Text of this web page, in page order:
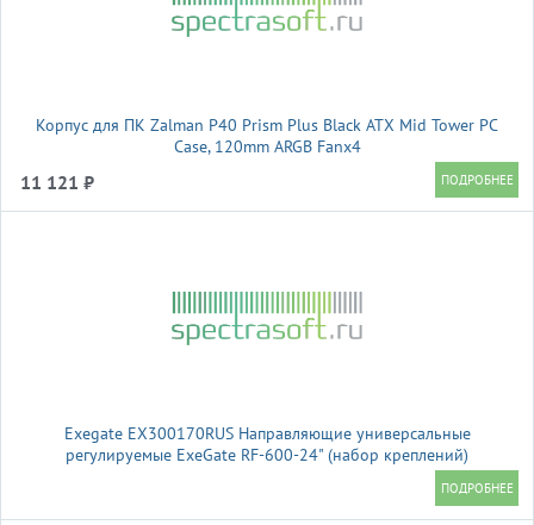
Корпус для ПК Zalman P40 Prism Plus Black ATX Mid Tower PC
Case, 120mm ARGB Fanx4
11 121 ₽
Exegate EX300170RUS Направляющие универсальные
регулируемые ExeGate RF-600-24" (набор креплений)
(продольные , высота 43 мм, длина в сложенном/раздвинутом